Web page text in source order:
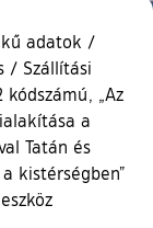
adatok /
/ Szállítási
kódszámú, „Az
a
Tatán és
kistérségben”